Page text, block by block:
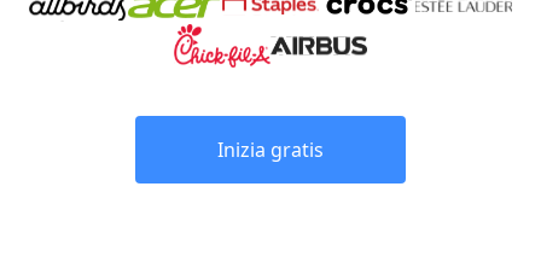
Inizia gratis